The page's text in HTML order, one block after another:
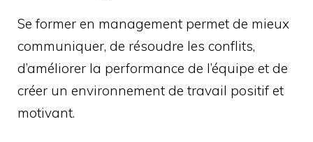
Se former en management permet de mieux
communiquer, de résoudre les conflits,
d’améliorer la performance de l’équipe et de
créer un environnement de travail positif et
motivant.